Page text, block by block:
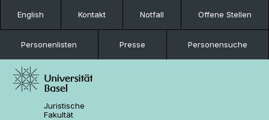
English Kontakt Notfall Offene Stellen
Personenlisten Presse Personensuche
Juristische
Fakultät